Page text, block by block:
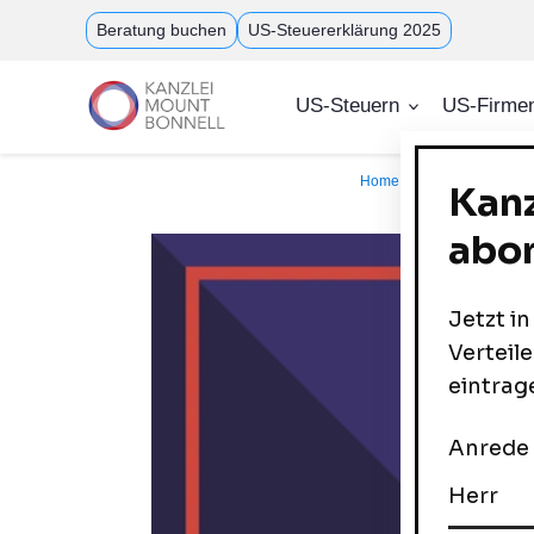
Beratung buchen US-Steuererklärung 2025
US-Steuern US-
Home